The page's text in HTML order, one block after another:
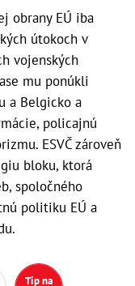
obrany EÚ iba
útokoch v
vojenských
mu ponúkli
a Belgicko a
policajnú
ESVČ zároveň
bloku, ktorá
spoločného
politiku EÚ a
Tip na